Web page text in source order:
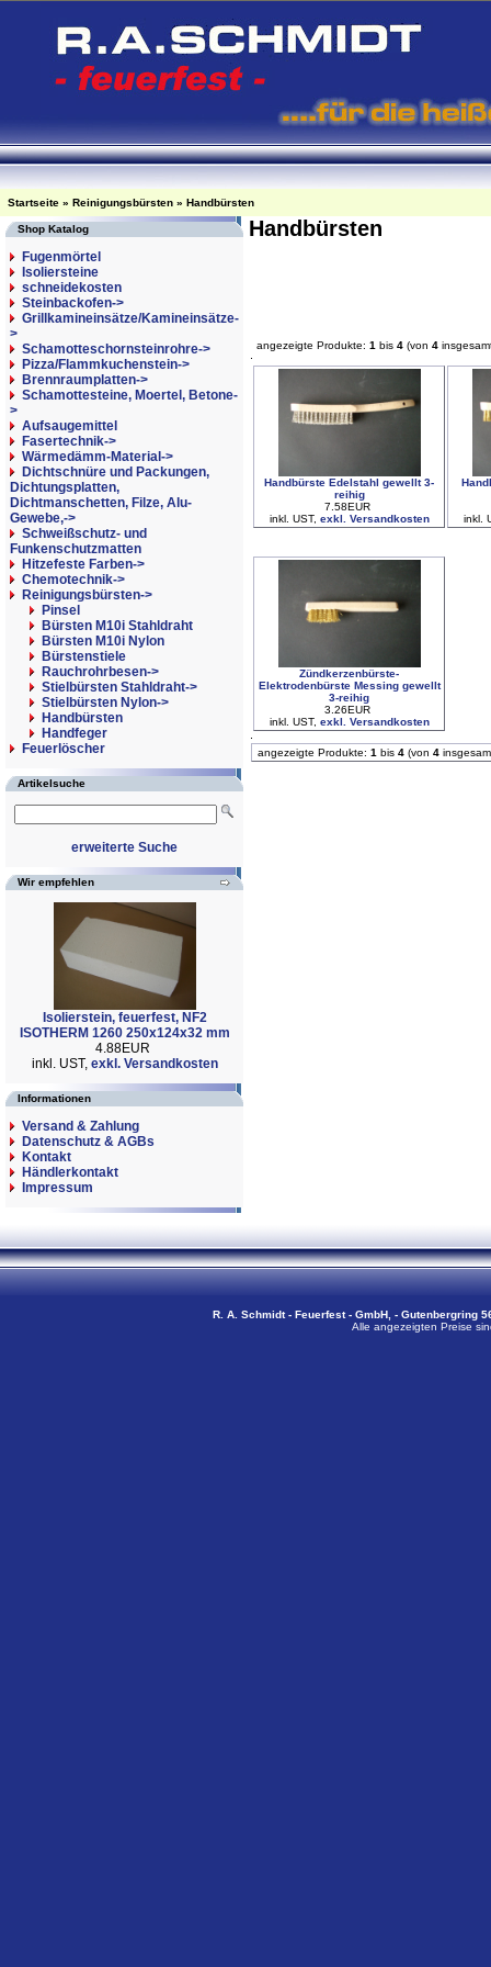
Startseite » Reinigungsbürsten » Handbürsten
Shop Katalog
Fugenmörtel
Isoliersteine
schneidekosten
Steinbackofen->
Grillkamineinsätze/Kamineinsätze-
>
Schamotteschornsteinrohre->
Pizza/Flammkuchenstein->
Brennraumplatten->
Schamottesteine, Moertel, Betone-
>
Aufsaugemittel
Fasertechnik->
Wärmedämm-Material->
Dichtschnüre und Packungen,
Dichtungsplatten,
Dichtmanschetten, Filze, Alu-
Gewebe,->
Schweißschutz- und
Funkenschutzmatten
Hitzefeste Farben->
Chemotechnik->
Reinigungsbürsten->
Pinsel
Bürsten M10i Stahldraht
Bürsten M10i Nylon
Bürstenstiele
Rauchrohrbesen->
Stielbürsten Stahldraht->
Stielbürsten Nylon->
Handbürsten
Handfeger
Feuerlöscher
Artikelsuche
erweiterte Suche
Wir empfehlen
Isolierstein, feuerfest, NF2
ISOTHERM 1260 250x124x32 mm
4.88EUR
inkl. UST, exkl. Versandkosten
Informationen
Versand & Zahlung
Datenschutz & AGBs
Kontakt
Händlerkontakt
Impressum
Handbürsten
angezeigte Produkte: 1 bis 4 (von 4
Handbürste Edelstahl gewellt 3-
reihig
7.58EUR
inkl. UST, exkl. Versandkosten inkl.
Zündkerzenbürste-
Elektrodenbürste Messing gewellt
3-reihig
3.26EUR
inkl. UST, exkl. Versandkosten
angezeigte Produkte: 1 bis 4 (von 4
R. A. Schmidt - Feuerfest - GmbH, - Gutenbergring
Alle angezeigten Preise